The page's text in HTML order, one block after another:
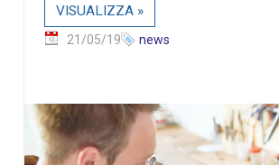
VISUALIZZA »
21/05/19 news